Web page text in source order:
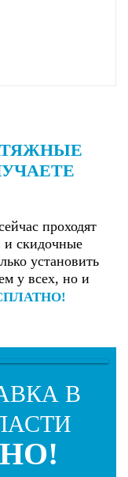
проходят
скидочные
установить
у всех, но и
В